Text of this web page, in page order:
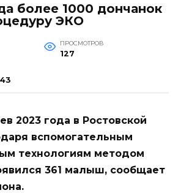
более 1000 дончанок
ЭКО
ПРОСМОТРОВ
127
2023 года в Ростовской
вспомогательным
технологиям методом
361 малыш, сообщает